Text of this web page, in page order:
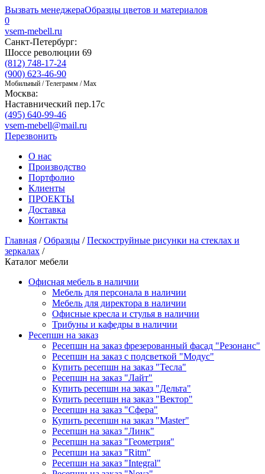
Вызвать менеджераОбразцы цветов и материалов
0
vsem-mebell.ru
Санкт-Петербург:
Шоссе революции 69
(812) 748-17-24
(900) 623-46-90
Мобильный / Телеграмм / Max
Москва:
Наставнический пер.17с
(495) 640-99-46
vsem-mebell@mail.ru
Перезвонить
О нас
Производство
Портфолио
Клиенты
ПРОЕКТЫ
Доставка
Контакты
Главная /Образцы /Пескоструйные рисунки на стеклах и
зеркалах /
Каталог мебели
Офисная мебель в наличии
Мебель для персонала в наличии
Мебель для директора в наличии
Офисные кресла и стулья в наличии
Трибуны и кафедры в наличии
Ресепшн на заказ
Ресепшн на заказ фрезерованный фасад "Резонанс"
Ресепшн на заказ с подсветкой "Модус"
Купить ресепшн на заказ "Тесла"
Ресепшн на заказ "Лайт"
Купить ресепшн на заказ "Дельта"
Купить ресепшн на заказ "Вектор"
Ресепшн на заказ "Сфера"
Купить ресепшн на заказ "Master"
Ресепшн на заказ "Линк"
Ресепшн на заказ "Геометрия"
Ресепшн на заказ "Ritm"
Ресепшн на заказ "Integral"